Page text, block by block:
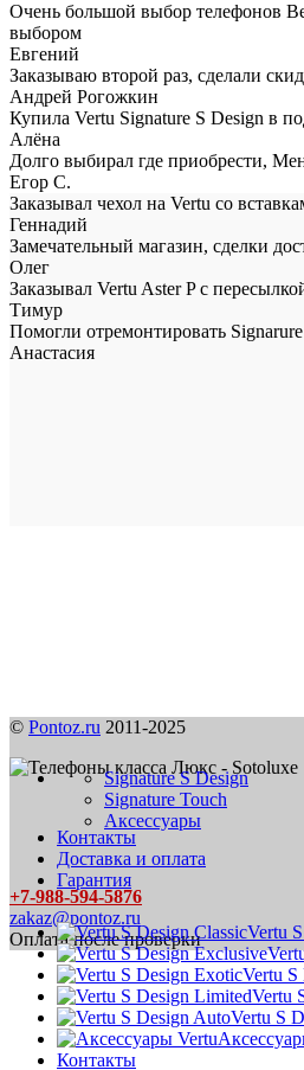
Очень большой выбор телефонов
выбором
Евгений
Заказываю второй раз, сделали
Андрей Рогожкин
Купила Vertu Signature S Design в
Алёна
Долго выбирал где приобрести,
Егор С.
Заказывал чехол на Vertu со
Геннадий
Замечательный магазин, сделки
Олег
Заказывал Vertu Aster P с
Тимур
Помогли отремонтировать
Анастасия
© Pontoz.ru 2011-2025
Signature S Design
Signature Touch
Аксессуары
Контакты
Доставка и оплата
Гарантия
+7-988-594-5876
zakaz@pontoz.ru
Оплата после проверки
Vertu
Vertu S
Vertu
Vertu S
Контакты